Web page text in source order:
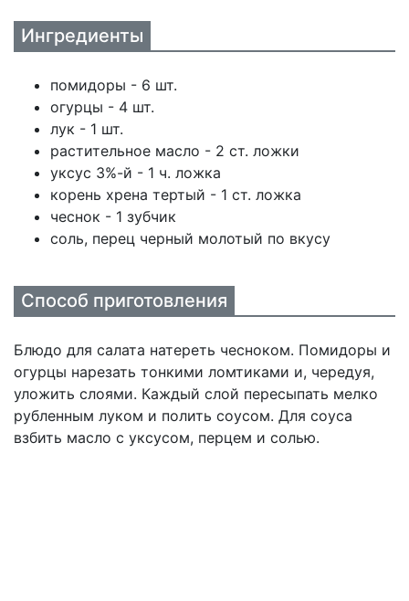
Ингредиенты
помидоры - 6 шт.
огурцы - 4 шт.
лук - 1 шт.
растительное масло - 2 ст. ложки
уксус 3%-й - 1 ч. ложка
корень хрена тертый - 1 ст. ложка
чеснок - 1 зубчик
соль, перец черный молотый по вкусу
Способ приготовления
Блюдо для салата натереть чесноком. Помидоры и
огурцы нарезать тонкими ломтиками и, чередуя,
уложить слоями. Каждый слой пересыпать мелко
рубленным луком и полить соусом. Для соуса
взбить масло с уксусом, перцем и солью.